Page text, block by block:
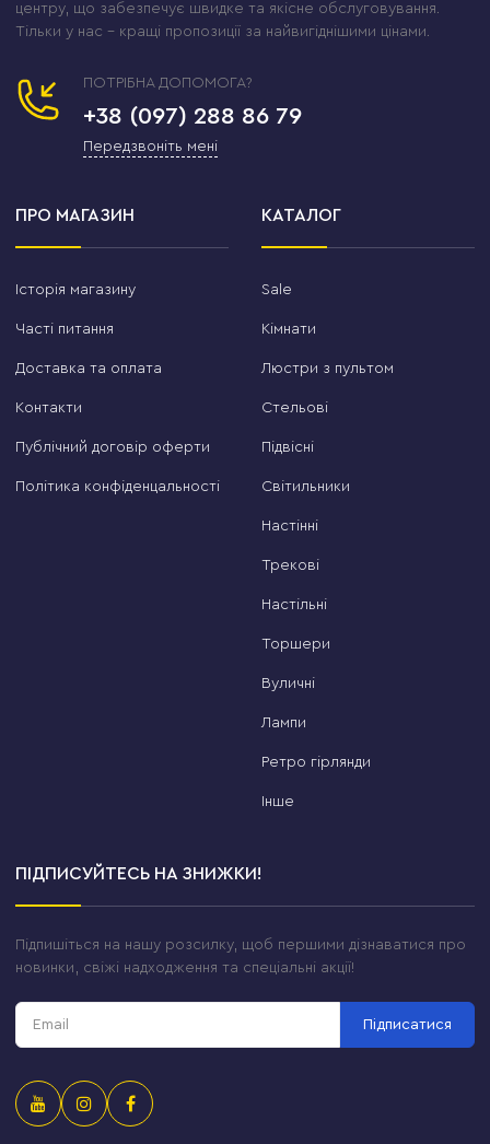
центру, що забезпечує швидке та якісне обслуговування.
Тільки у нас – кращі пропозиції за найвигіднішими цінами.
ПОТРІБНА ДОПОМОГА?
+38 (097) 288 86 79
Передзвоніть мені
ПРО МАГАЗИН
Історія магазину
Часті питання
Доставка та оплата
Контакти
Публічний договір оферти
Політика конфіденцальності
КАТАЛОГ
Sale
Кімнати
Люстри з пультом
Стельові
Підвісні
Світильники
Настінні
Трекові
Настільні
Торшери
Вуличні
Лампи
Ретро гірлянди
Інше
ПІДПИСУЙТЕСЬ НА ЗНИЖКИ!
Підпишіться на нашу розсилку, щоб першими дізнаватися про
новинки, свіжі надходження та спеціальні акції!
Підписатися